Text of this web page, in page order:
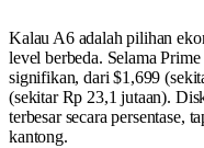
Kalau A6 adalah pilihan
level berbeda. Selama
signifikan, dari $1,699
(sekitar Rp 23,1 jutaan).
terbesar secara persentase,
kantong.